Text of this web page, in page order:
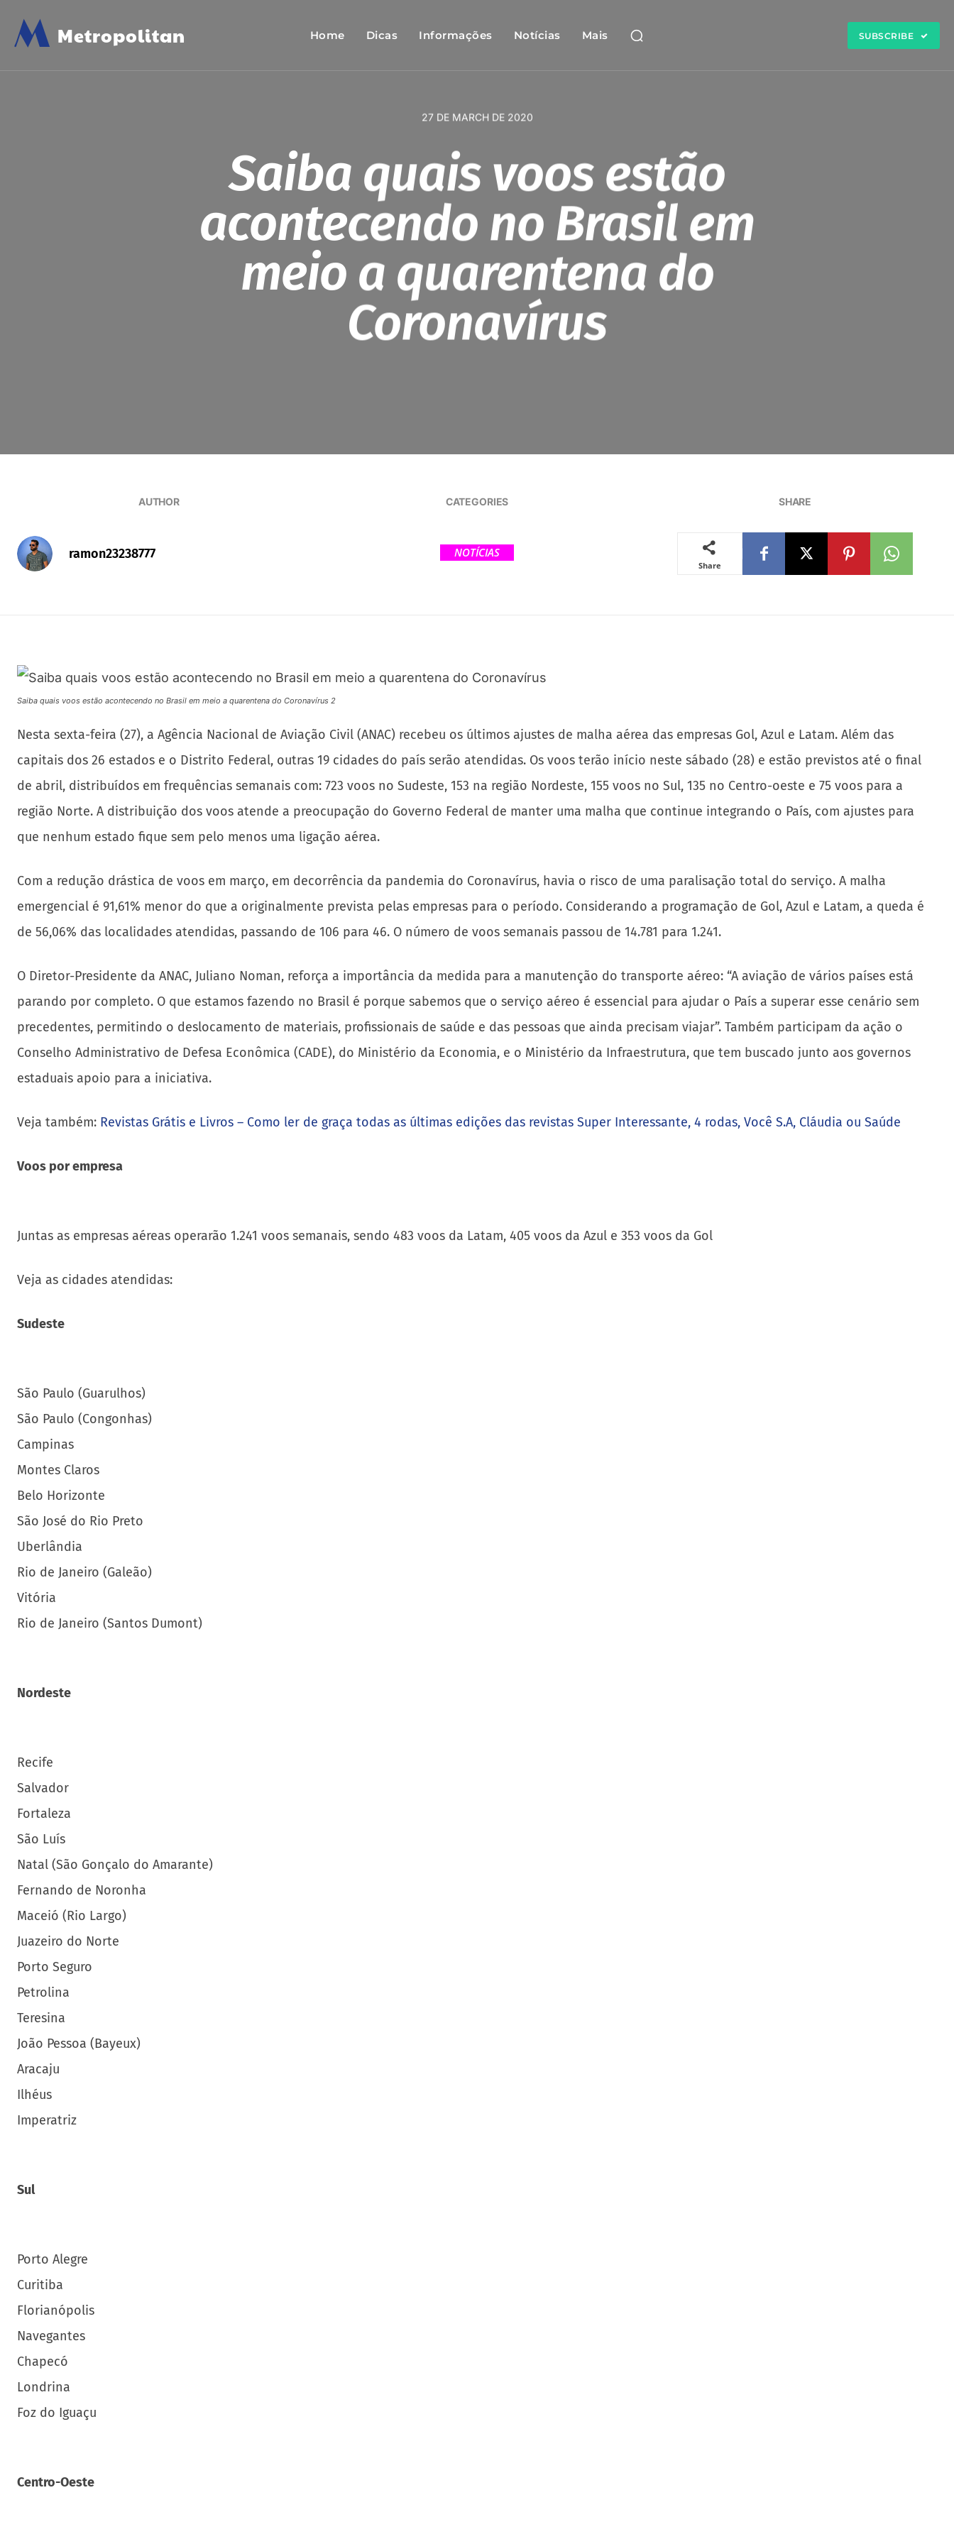
M Metropolitan Home Dicas Informações Notícias Mais SUBSCRIBE
27 DE MARCH DE 2020
Saiba quais voos estão
acontecendo no Brasil em
meio a quarentena do
Coronavírus
AUTHOR
ramon23238777
CATEGORIES
NOTÍCIAS
SHARE
Share
Saiba quais voos estão acontecendo no Brasil em meio a quarentena do Coronavírus 2
Nesta sexta-feira (27), a Agência Nacional de Aviação Civil (ANAC) recebeu os últimos ajustes de malha aérea das empresas Gol, Azul e Latam. Além das
capitais dos 26 estados e o Distrito Federal, outras 19 cidades do país serão atendidas. Os voos terão início neste sábado (28) e estão previstos até o final
de abril, distribuídos em frequências semanais com: 723 voos no Sudeste, 153 na região Nordeste, 155 voos no Sul, 135 no Centro-oeste e 75 voos para a
região Norte. A distribuição dos voos atende a preocupação do Governo Federal de manter uma malha que continue integrando o País, com ajustes para
que nenhum estado fique sem pelo menos uma ligação aérea.
Com a redução drástica de voos em março, em decorrência da pandemia do Coronavírus, havia o risco de uma paralisação total do serviço. A malha
emergencial é 91,61% menor do que a originalmente prevista pelas empresas para o período. Considerando a programação de Gol, Azul e Latam, a queda é
de 56,06% das localidades atendidas, passando de 106 para 46. O número de voos semanais passou de 14.781 para 1.241.
O Diretor-Presidente da ANAC, Juliano Noman, reforça a importância da medida para a manutenção do transporte aéreo: “A aviação de vários países está
parando por completo. O que estamos fazendo no Brasil é porque sabemos que o serviço aéreo é essencial para ajudar o País a superar esse cenário sem
precedentes, permitindo o deslocamento de materiais, profissionais de saúde e das pessoas que ainda precisam viajar”. Também participam da ação o
Conselho Administrativo de Defesa Econômica (CADE), do Ministério da Economia, e o Ministério da Infraestrutura, que tem buscado junto aos governos
estaduais apoio para a iniciativa.
Veja também: Revistas Grátis e Livros – Como ler de graça todas as últimas edições das revistas Super Interessante, 4 rodas, Você S.A, Cláudia ou Saúde
Voos por empresa
Juntas as empresas aéreas operarão 1.241 voos semanais, sendo 483 voos da Latam, 405 voos da Azul e 353 voos da Gol
Veja as cidades atendidas:
Sudeste
São Paulo (Guarulhos)
São Paulo (Congonhas)
Campinas
Montes Claros
Belo Horizonte
São José do Rio Preto
Uberlândia
Rio de Janeiro (Galeão)
Vitória
Rio de Janeiro (Santos Dumont)
Nordeste
Recife
Salvador
Fortaleza
São Luís
Natal (São Gonçalo do Amarante)
Fernando de Noronha
Maceió (Rio Largo)
Juazeiro do Norte
Porto Seguro
Petrolina
Teresina
João Pessoa (Bayeux)
Aracaju
Ilhéus
Imperatriz
Sul
Porto Alegre
Curitiba
Florianópolis
Navegantes
Chapecó
Londrina
Foz do Iguaçu
Centro-Oeste